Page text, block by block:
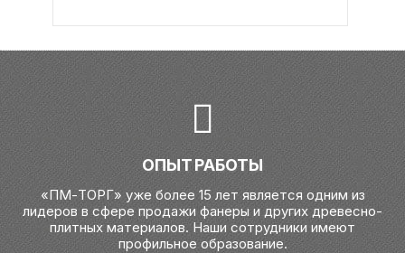
ОПЫТ РАБОТЫ
«ПМ-ТОРГ» уже более 15 лет является одним из
лидеров в сфере продажи фанеры и других древесно-
плитных материалов. Наши сотрудники имеют
профильное образование.